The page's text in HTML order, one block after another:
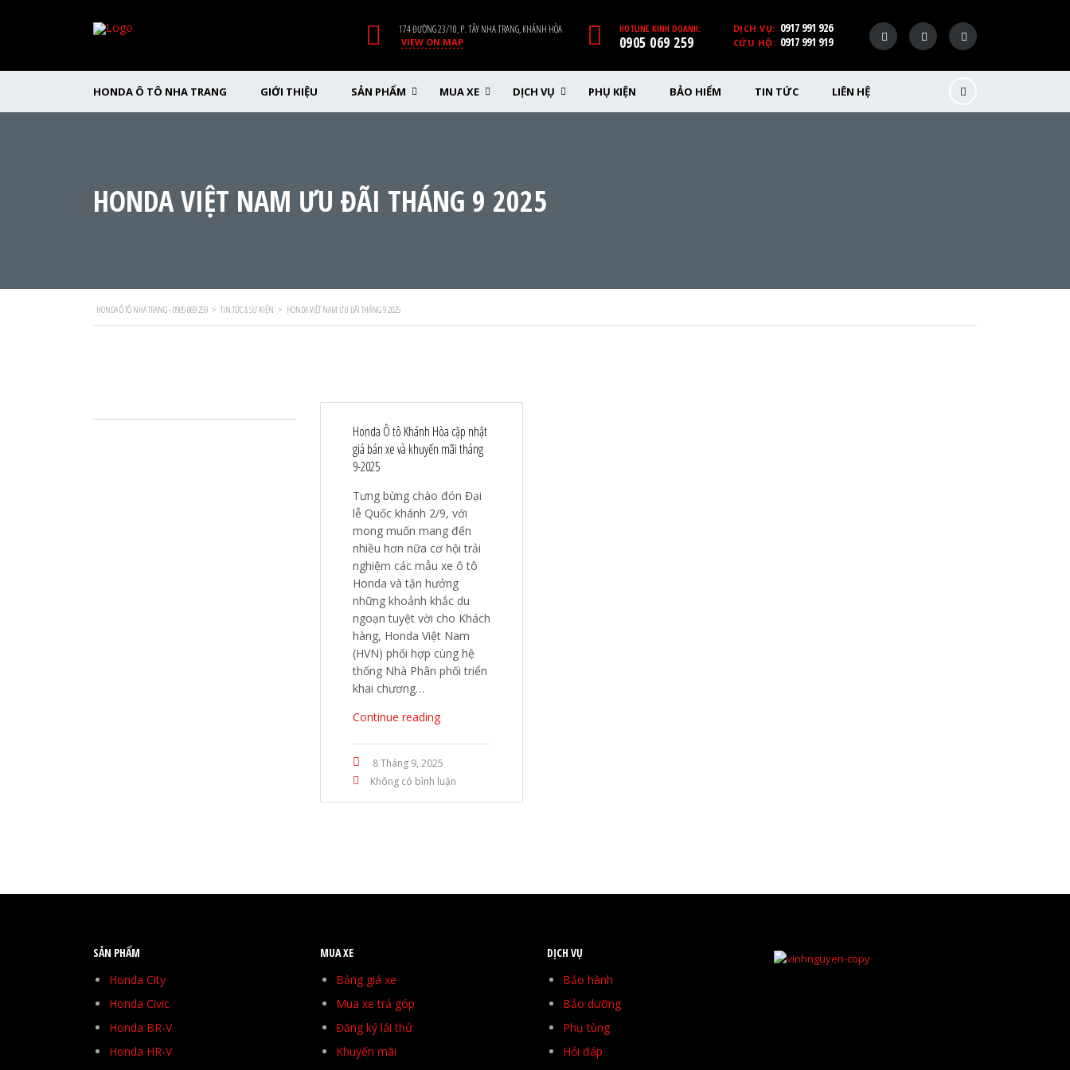
DỊCH VỤ: 0917 991 926
CỨU HỘ: 0917 991 919
HOTLINE KINH DOANH:
0905 069 259
174 ĐƯỜNG 23/10, P. TÂY NHA TRANG, KHÁNH HÒA
VIEW ON MAP
HONDA Ô TÔ NHA TRANG GIỚI THIỆU SẢN PHẨM MUA XE DỊCH VỤ PHỤ KIỆN BẢO HIỂM TIN TỨC LIÊN HỆ
HONDA VIỆT NAM ƯU ĐÃI THÁNG 9 2025
HONDA Ô TÔ NHA TRANG - 0905 069 259 > TIN TỨC & SỰ KIỆN > HONDA VIỆT NAM ƯU ĐÃI THÁNG 9 2025
Honda Ô tô Khánh Hòa cập nhật
giá bán xe và khuyến mãi tháng
9-2025
Tưng bừng chào đón Đại
lễ Quốc khánh 2/9, với
mong muốn mang đến
nhiều hơn nữa cơ hội trải
nghiệm các mẫu xe ô tô
Honda và tận hưởng
những khoảnh khắc du
ngoạn tuyệt vời cho Khách
hàng, Honda Việt Nam
(HVN) phối hợp cùng hệ
thống Nhà Phân phối triển
khai chương…
Continue reading
8 Tháng 9, 2025
Không có bình luận
SẢN PHẨM
Honda City
Honda Civic
Honda BR-V
Honda HR-V
MUA XE
Bảng giá xe
Mua xe trả góp
Đăng ký lái thử
Khuyến mãi
DỊCH VỤ
Bảo hành
Bảo dưỡng
Phụ tùng
Hỏi đáp